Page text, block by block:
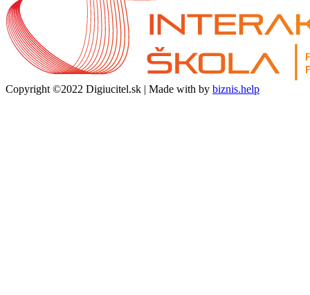
Copyright ©2022 Digiucitel.sk | Made with by biznis.help